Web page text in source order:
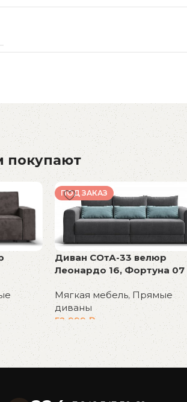
покупают
ПОД ЗАКАЗ
Диван СОтА-33 велюр
Леонардо 16, Фортуна 07
Мягкая мебель, Прямые
диваны
52 999 ₽
В корзину